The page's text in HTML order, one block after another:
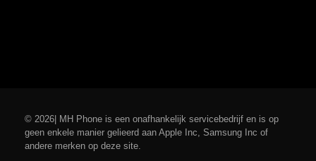
© 2026| MH Phone is een onafhankelijk servicebedrijf en is op
geen enkele manier gelieerd aan Apple Inc, Samsung Inc of
andere merken op deze site.